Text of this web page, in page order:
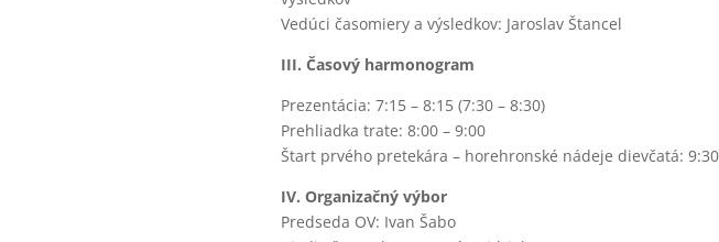
Vedúci časomiery a výsledkov: Jaroslav Štancel
III. Časový harmonogram
Prezentácia: 7:15 – 8:15 (7:30 – 8:30)
Prehliadka trate: 8:00 – 9:00
Štart prvého pretekára – horehronské nádeje dievčatá: 9:30
IV. Organizačný výbor
Predseda OV: Ivan Šabo